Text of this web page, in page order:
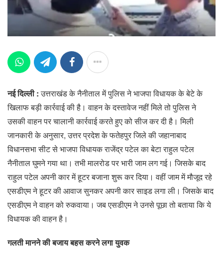
नई दिल्ली :उत्तराखंड के नैनीताल में पुलिस ने भाजपा विधायक के बेटे के
खिलाफ बड़ी कार्रवाई की है। वाहन के दस्तावेज नहीं मिले तो पुलिस ने
उसकी वाहन पर चालानी कार्रवाई करते हुए को सीज कर दी है। मिली
जानकारी के अनुसार, उत्तर प्रदेश के फतेहपुर जिले की जहानाबाद
विधानसभा सीट से भाजपा विधायक राजेंद्र पटेल का बेटा राहुल पटेल
नैनीताल घुमने गया था। तभी मालरोड पर भारी जाम लग गई। जिसके बाद
राहुल पटेल अपनी कार में हूटर बजाना शुरू कर दिया। वहीं जाम में मौजूद रहे
एसडीएम ने हूटर की आवाज सुनकर अपनी कार साइड लगा ली। जिसके बाद
एसडीएम ने वाहन को रुकवाया। जब एसडीएम ने उनसे पूछा तो बताया कि ये
विधायक की वाहन है।
गलती मानने की बजाय बहस करने लगा युवक